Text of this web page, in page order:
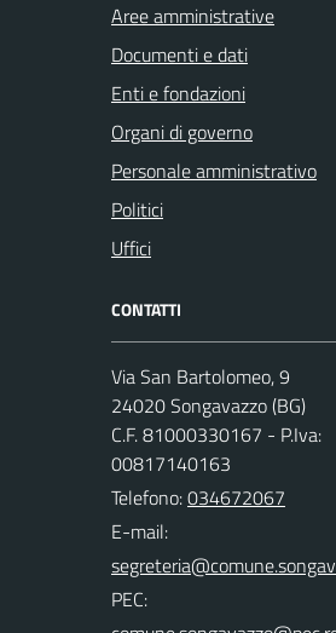
Aree amministrative
Documenti e dati
Enti e fondazioni
Organi di governo
Personale amministrativo
Politici
Uffici
CONTATTI
Via San Bartolomeo, 9
24020 Songavazzo (BG)
C.F. 81000330167 - P.Iva:
00817140163
Telefono:034672067
E-mail:
PEC: